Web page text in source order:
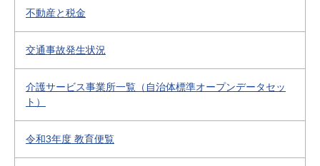
不動産と税金
交通事故発生状況
介護サービス事業所一覧（自治体標準オープンデータセッ
ト）
令和3年度 教育便覧